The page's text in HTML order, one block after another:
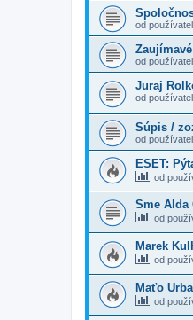
od
od
Juraj
od
Súpis /
od
ESET:
od
Sme Alda
od
Marek
od
Maťo
od